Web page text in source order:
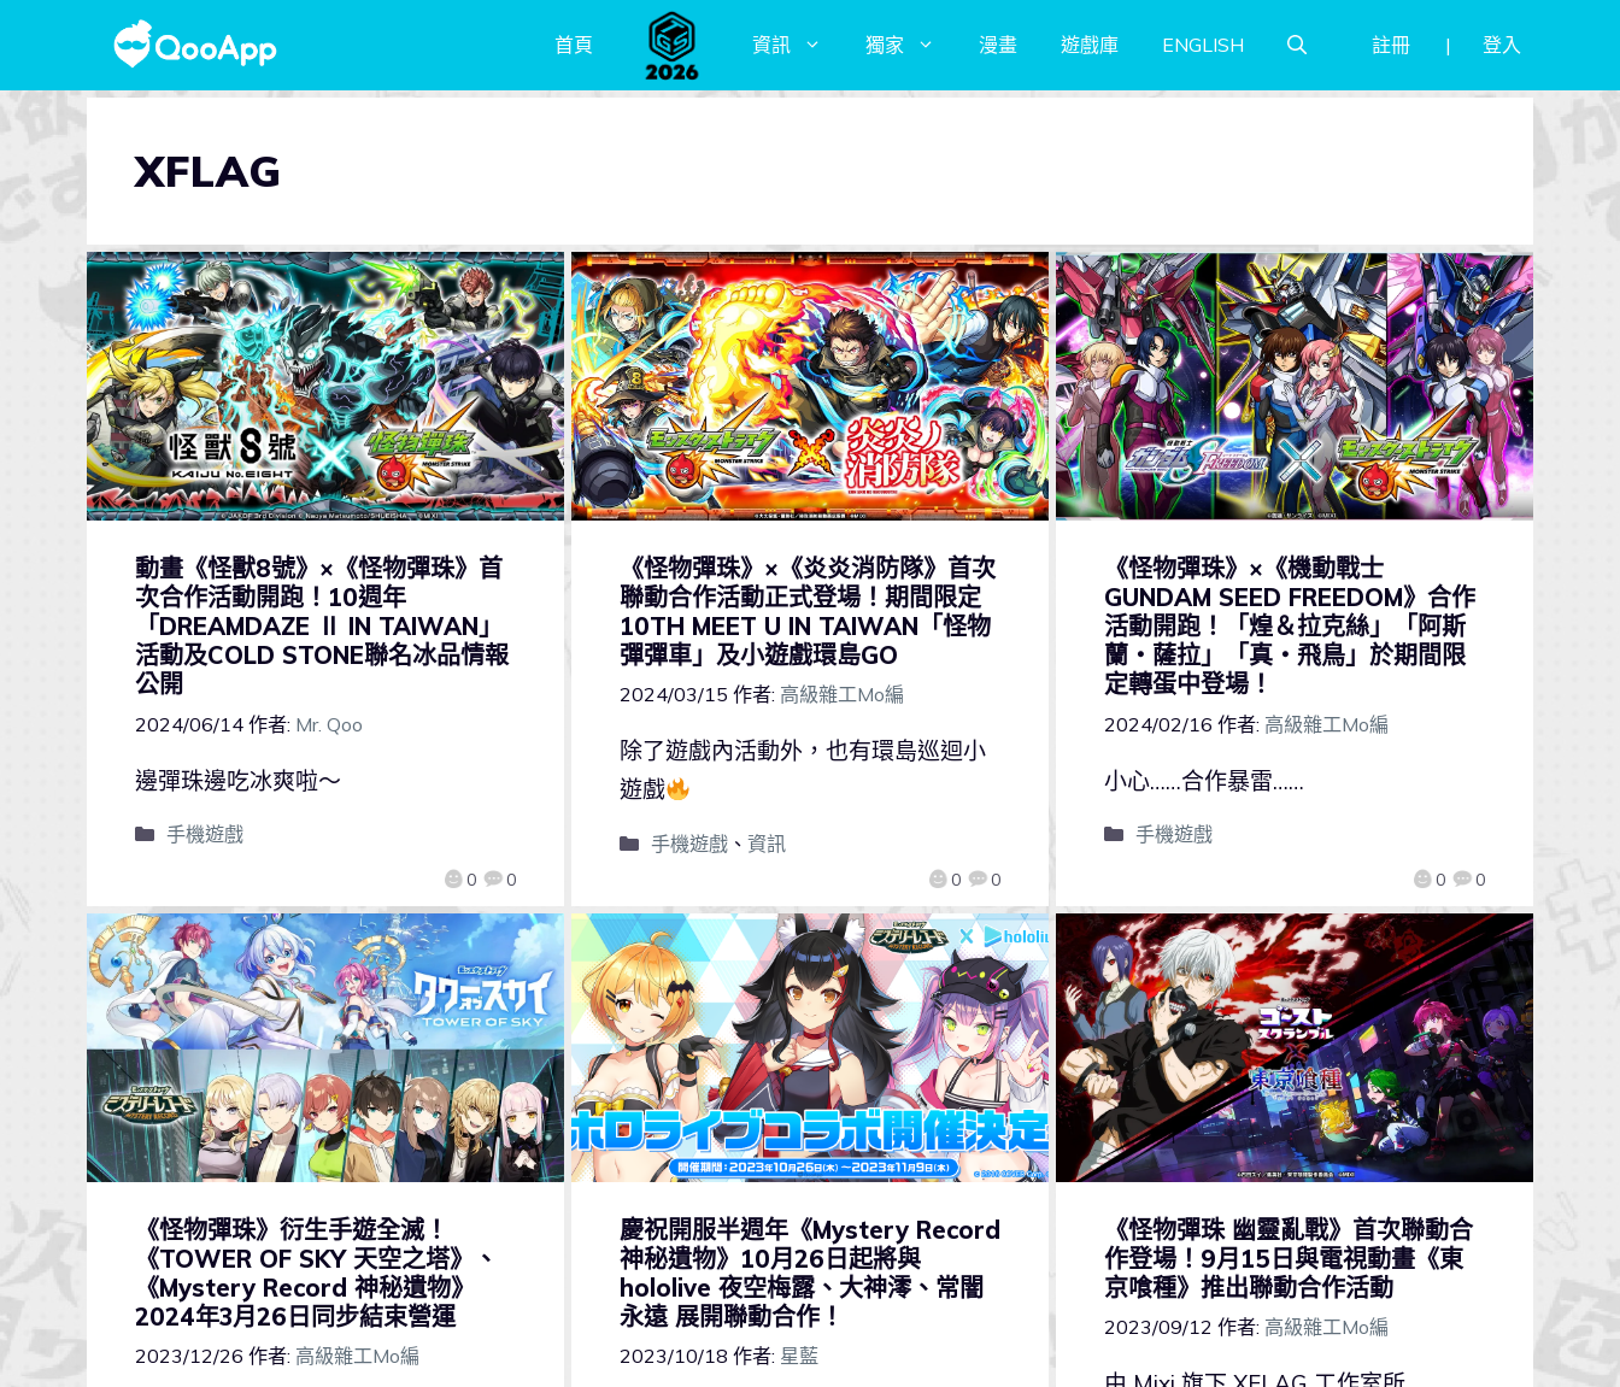
首頁 資訊 獨家 漫畫 遊戲庫 ENGLISH 註冊 登入
XFLAG
動畫《怪獸8號》×《怪物彈珠》首
次合作活動開跑！10週年
「DREAMDAZE Ⅱ IN TAIWAN」
活動及COLD STONE聯名冰品情報
公開
2024/06/14 作者: Mr. Qoo
0 0
邊彈珠邊吃冰爽啦～
手機遊戲
《怪物彈珠》×《炎炎消防隊》首次
聯動合作活動正式登場！期間限定
10TH MEET U IN TAIWAN「怪物
彈彈車」及小遊戲環島GO
2024/03/15 作者: 高級雜工Mo編
0 0
除了遊戲內活動外，也有環島巡迴小
遊戲
手機遊戲、 資訊
《怪物彈珠》×《機動戰士
GUNDAM SEED FREEDOM》合作
活動開跑！「煌＆拉克絲」「阿斯
蘭・薩拉」「真・飛鳥」於期間限
定轉蛋中登場！
2024/02/16 作者: 高級雜工Mo編
0 0
小心……合作暴雷……
手機遊戲
《怪物彈珠》衍生手遊全滅！
《TOWER OF SKY 天空之塔》、
《Mystery Record 神秘遺物》
2024年3月26日同步結束營運
2023/12/26 作者: 高級雜工Mo編
慶祝開服半週年《Mystery Record
神秘遺物》10月26日起將與
hololive 夜空梅露、大神澪、常闇
永遠 展開聯動合作！
2023/10/18 作者: 星藍
《怪物彈珠 幽靈亂戰》首次聯動合
作登場！9月15日與電視動畫《東
京喰種》推出聯動合作活動
2023/09/12 作者: 高級雜工Mo編